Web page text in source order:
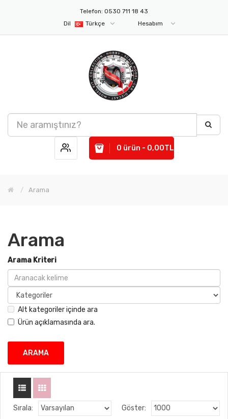
Telefon: 0530 711 18 43
Dil
Türkçe Hesabım
0 ürün - 0,00TL
Arama
Arama
Arama Kriteri
Alt kategoriler içinde ara
Ürün açıklamasında ara.
Sırala: Göster: